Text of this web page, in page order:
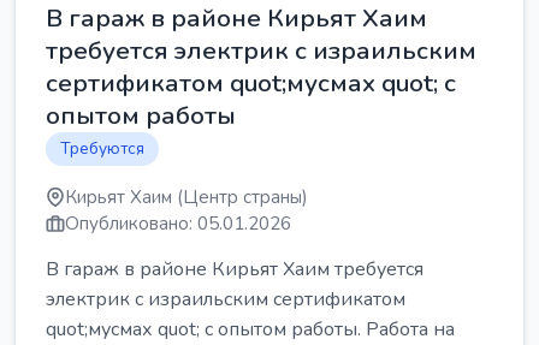
В гараж в районе Кирьят Хаим
требуется электрик с израильским
сертификатом quot;мусмах quot; с
опытом работы
Требуются
Кирьят Хаим (Центр страны)
Опубликовано: 05.01.2026
В гараж в районе Кирьят Хаим требуется
электрик с израильским сертификатом
quot;мусмах quot; с опытом работы. Работа на